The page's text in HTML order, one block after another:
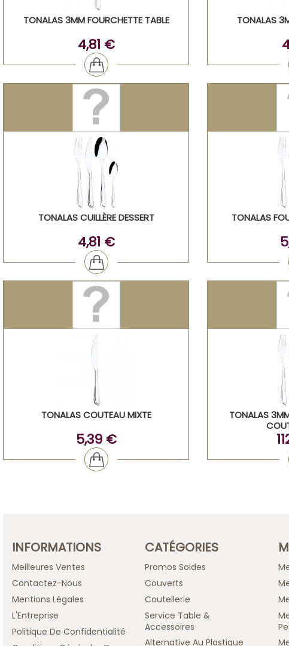
TONALAS 3MM FOURCHETTE TABLE
4,81 €
TONALAS
TONALAS CUILLÈRE DESSERT
4,81 €
TONALAS
TONALAS COUTEAU MIXTE
5,39 €
TONALAS
INFORMATIONS
Meilleures Ventes
Contactez-Nous
Mentions Légales
L'Entreprise
Politique De Confidentialité
CATÉGORIES
Promos Soldes
Couverts
Coutellerie
Service Table &
Accessoires
Alternative Au Plastique